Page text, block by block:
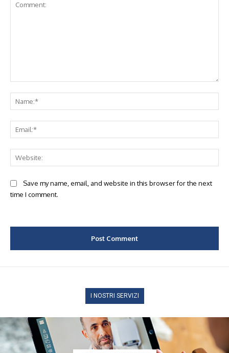
Save my name, email, and website in this browser for the next
time I comment.
I NOSTRI SERVIZI